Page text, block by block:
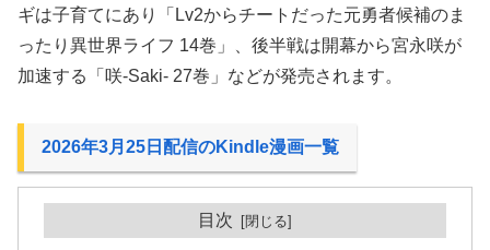
ギは子育てにあり「Lv2からチートだった元勇者候補のま
ったり異世界ライフ 14巻」、後半戦は開幕から宮永咲が
加速する「咲-Saki- 27巻」などが発売されます。
2026年3月25日配信のKindle漫画一覧
目次